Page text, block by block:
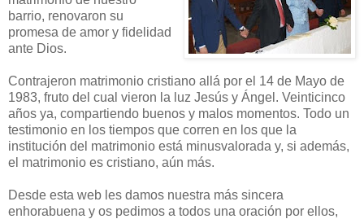
barrio, renovaron su
promesa de amor y fidelidad
ante Dios.
Contrajeron matrimonio cristiano allá por el 14 de Mayo de
1983, fruto del cual vieron la luz Jesús y Ángel. Veinticinco
años ya, compartiendo buenos y malos momentos. Todo un
testimonio en los tiempos que corren en los que la
institución del matrimonio está minusvalorada y, si además,
el matrimonio es cristiano, aún más.
Desde esta web les damos nuestra más sincera
enhorabuena y os pedimos a todos una oración por ellos,